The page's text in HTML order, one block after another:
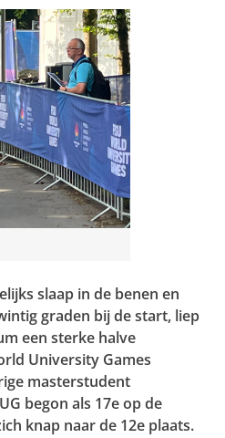
slaap in de benen en
graden bij de start, liep
een sterke halve
University Games
masterstudent
begon als 17e op de
knap naar de 12e plaats.